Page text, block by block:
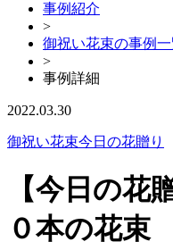
事例紹介
>
御祝い花束の事例一
>
事例詳細
2022.03.30
御祝い花束今日の花贈り
【今日の花
０本の花束